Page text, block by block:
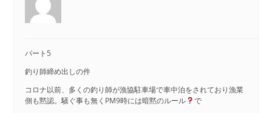
パート5
釣り師締め出しの件
コロナ以前、多くの釣り師が漁協駐車場で車中泊をされており漁業
側も黙認。騒ぐ事も無くPM9時には暗黙のルール
で